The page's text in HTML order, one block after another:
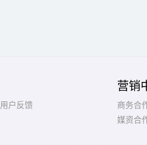
用户反馈
营销
商务合
媒资合